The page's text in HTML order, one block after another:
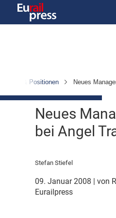
& Positionen Neues
Neues
bei Angel
Stefan Stiefel
09. Januar 2008
| von
Eurailpress